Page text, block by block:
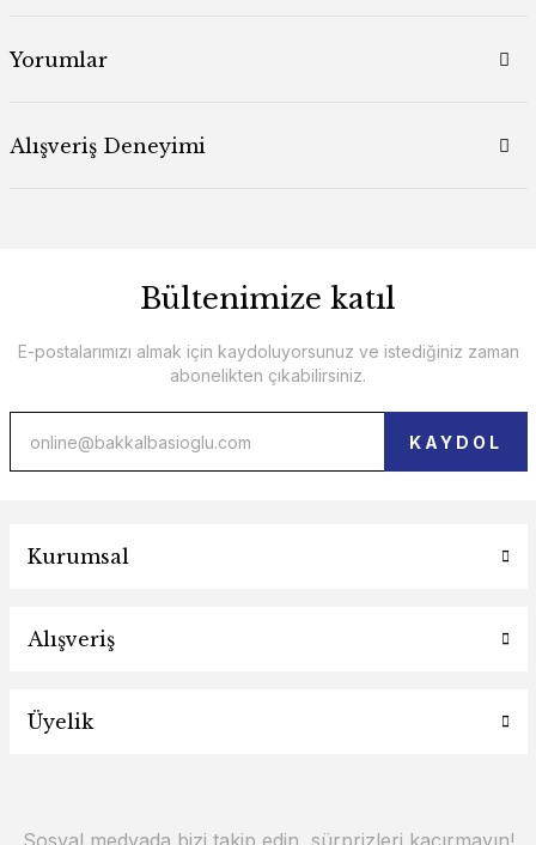
Yorumlar
Alışveriş Deneyimi
Bültenimize katıl
E-postalarımızı almak için kaydoluyorsunuz ve istediğiniz zaman
abonelikten çıkabilirsiniz.
KAYDOL
Kurumsal
Alışveriş
Üyelik
Sosyal medyada bizi takip edin, sürprizleri kaçırmayın!